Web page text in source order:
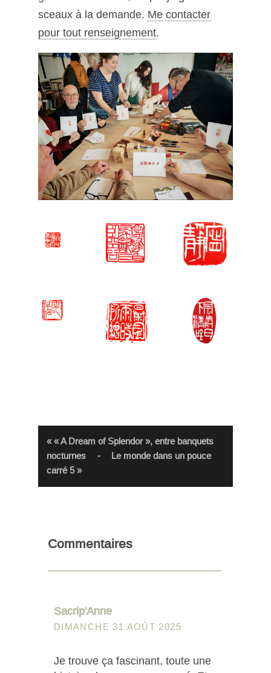
sceaux à la demande. Me contacter
pour tout renseignement.
« « A Dream of Splendor », entre banquets
nocturnes
-
Le monde dans un pouce
carré 5 »
Commentaires
Sacrip'Anne
DIMANCHE 31 AOÛT 2025
Je trouve ça fascinant, toute une